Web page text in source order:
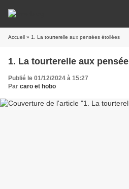
Accueil » 1. La tourterelle aux pensées étoilées
1. La tourterelle aux
Publié le 01/12/2024 à 15:27
Par caro et hobo